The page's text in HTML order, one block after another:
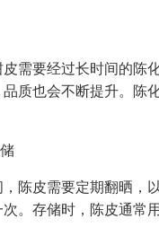
皮需要经过长时间的陈
质也会不断提升。陈
陈皮需要定期翻晒，
。存储时，陈皮通常